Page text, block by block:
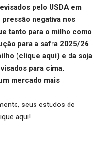
pelo USDA em
negativa nos
tanto para o milho como
para a safra 2025/26
(clique aqui) e da soja
para cima,
mercado mais
seus estudos de
aqui!